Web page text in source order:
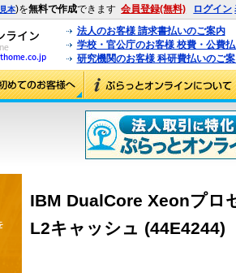
見本)を無料で作成できます 会員登録(無料) ログイン
法人のお客様 請求書払いのご案内
学校・官公庁のお客様 校費・公費
研究機関のお客様 科研費払いのご
IBM DualCore Xeonプロ
L2キャッシュ (44E4244)